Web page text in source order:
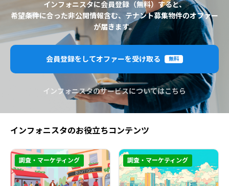
インフォニスタに会員登録（無料）すると、
希望条件に合った非公開情報含む、テナント募集物件のオファー
が届きます。
会員登録をしてオファーを受け取る 無料
インフォニスタのサービスについてはこちら
インフォニスタのお役立ちコンテンツ
調査・マーケティング 調査・マーケティング